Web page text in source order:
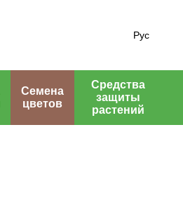
Рус
Семена
цветов
Средства
защиты
растений